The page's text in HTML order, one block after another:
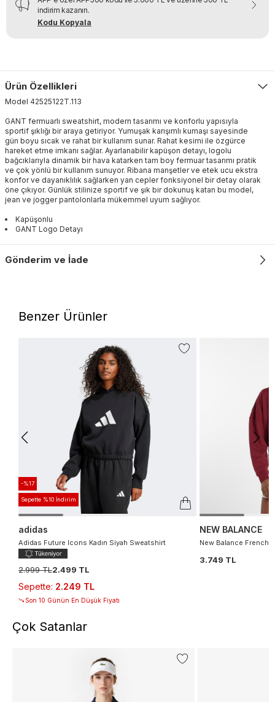
indirim kazanın.
Kodu Kopyala
Ürün Özellikleri
Model 42525122T.113
GANT fermuarlı sweatshirt, modern tasarımı ve konforlu yapısıyla
sportif şıklığı bir araya getiriyor. Yumuşak karışımlı kumaşı sayesinde
gün boyu sıcak ve rahat bir kullanım sunar. Rahat kesimi ile özgürce
hareket etme imkanı sağlar. Ayarlanabilir kapüşon detayı, logolu
bağcıklarıyla dinamik bir hava katarken tam boy fermuar tasarımı pratik
ve çok yönlü bir kullanım sunuyor. Ribana manşetler ve etek ucu ekstra
konfor ve dayanıklılık sağlarken yan cepler fonksiyonel bir detay olarak
öne çıkıyor. Günlük stilinize sportif ve şık bir dokunuş katan bu model,
jean ve jogger pantolonlarla mükemmel uyum sağlıyor.
Kapüşonlu
GANT Logo Detayı
Gönderim ve İade
Benzer Ürünler
-%17
Sepette %10 İndirim
adidas
Adidas Future Icons Kadın Siyah Sweatshirt
2.999 TL2.499 TL
Sepette: 2.249 TL
Son 10 Günün En Düşük Fiyatı
NEW BALANCE
New Balance French
3.749 TL
Çok Satanlar